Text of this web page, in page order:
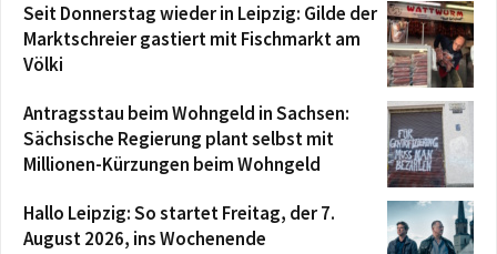
Seit Donnerstag wieder in Leipzig: Gilde der
Marktschreier gastiert mit Fischmarkt am
Völki
Antragsstau beim Wohngeld in Sachsen:
Sächsische Regierung plant selbst mit
Millionen-Kürzungen beim Wohngeld
Hallo Leipzig: So startet Freitag, der 7.
August 2026, ins Wochenende